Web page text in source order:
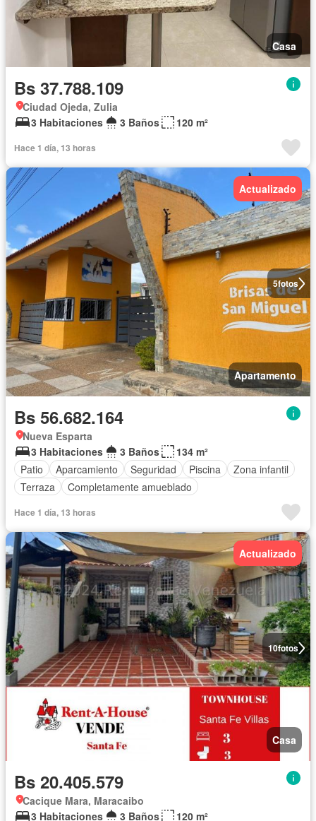
Casa
Bs 37.788.109
Ciudad Ojeda, Zulia
3 Habitaciones
3 Baños 120 m²
Hace 1 día, 13 horas
5fotos
Actualizado
Apartamento
Bs 56.682.164
Nueva Esparta
3 Habitaciones
3 Baños
134 m²
Patio
Aparcamiento Seguridad Piscina
Zona infantil
Terraza
Completamente amueblado
Hace 1 día, 13 horas
10fotos
Actualizado
Casa
Bs 20.405.579
Cacique Mara, Maracaibo
3 Habitaciones
3 Baños 120 m²